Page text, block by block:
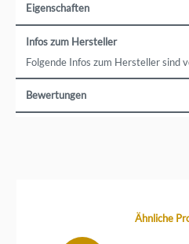
Eigenschaften
Infos zum Hersteller
Folgende Infos zum Hersteller sind
Bewertungen
Produktgalerie überspringen
Ähnliche